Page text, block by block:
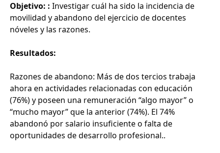
Objetivo: : Investigar cuál ha sido la incidencia de
movilidad y abandono del ejercicio de docentes
nóveles y las razones.
Resultados:
Razones de abandono: Más de dos tercios trabaja
ahora en actividades relacionadas con educación
(76%) y poseen una remuneración “algo mayor” o
“mucho mayor” que la anterior (74%). El 74%
abandonó por salario insuficiente o falta de
oportunidades de desarrollo profesional..